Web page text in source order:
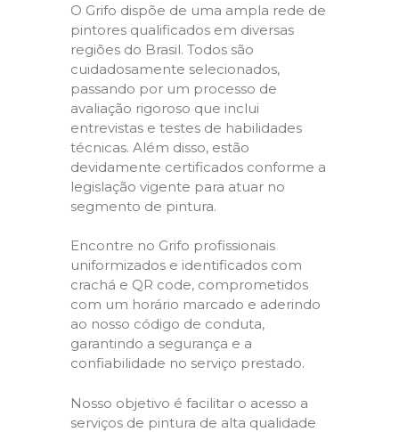
O Grifo dispõe de uma ampla rede de
pintores qualificados em diversas
regiões do Brasil. Todos são
cuidadosamente selecionados,
passando por um processo de
avaliação rigoroso que inclui
entrevistas e testes de habilidades
técnicas. Além disso, estão
devidamente certificados conforme a
legislação vigente para atuar no
segmento de pintura.
Encontre no Grifo profissionais
uniformizados e identificados com
crachá e QR code, comprometidos
com um horário marcado e aderindo
ao nosso código de conduta,
garantindo a segurança e a
confiabilidade no serviço prestado.
Nosso objetivo é facilitar o acesso a
serviços de pintura de alta qualidade